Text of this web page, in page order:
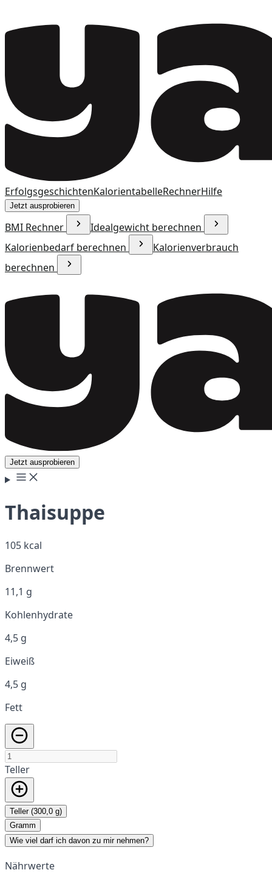
ErfolgsgeschichtenKalorientabelleRechnerHilfe
Jetzt ausprobieren
BMI Rechner
Idealgewicht berechnen
Kalorienbedarf berechnen
Kalorienverbrauch
berechnen
Jetzt ausprobieren
Thaisuppe
105 kcal
Brennwert
11,1 g
Kohlenhydrate
4,5 g
Eiweiß
4,5 g
Fett
Teller
Teller (300,0 g)
Gramm
Wie viel darf ich davon zu mir nehmen?
Nährwerte